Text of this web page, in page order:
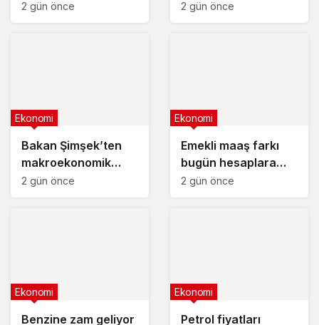
görüldü : 3 milyon
2 gün önce
fırsatı
2 gün önce
Bakan Şimşek’ten
makroekonomik
istikrar açıklaması
Ekonomi
2 gün önce
Emekli maaş farkı
bugün hesaplara
yatıyor
Ekonomi
2 gün önce
Benzine zam geliyor
Ekonomi
Petrol fiyatları
Ekonomi